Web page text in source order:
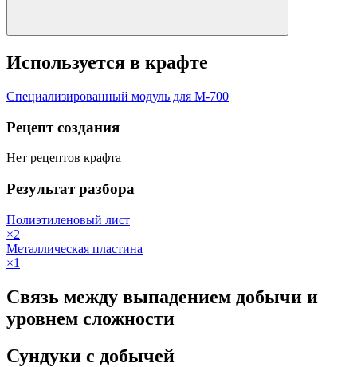
Используется в крафте
Специализированный модуль для М-700
Рецепт создания
Нет рецептов крафта
Результат разбора
Полиэтиленовый лист
×2
Металлическая пластина
×1
Связь между выпадением добычи и
уровнем сложности
Сундуки с добычей